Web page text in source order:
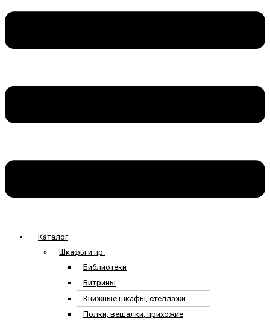
Каталог
Шкафы и пр.
Библиотеки
Витрины
Книжные шкафы, стеллажи
Полки, вешалки, прихожие